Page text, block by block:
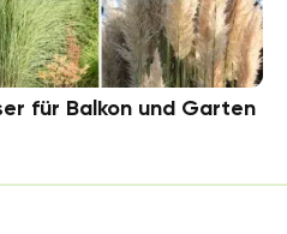
für Balkon und Garten